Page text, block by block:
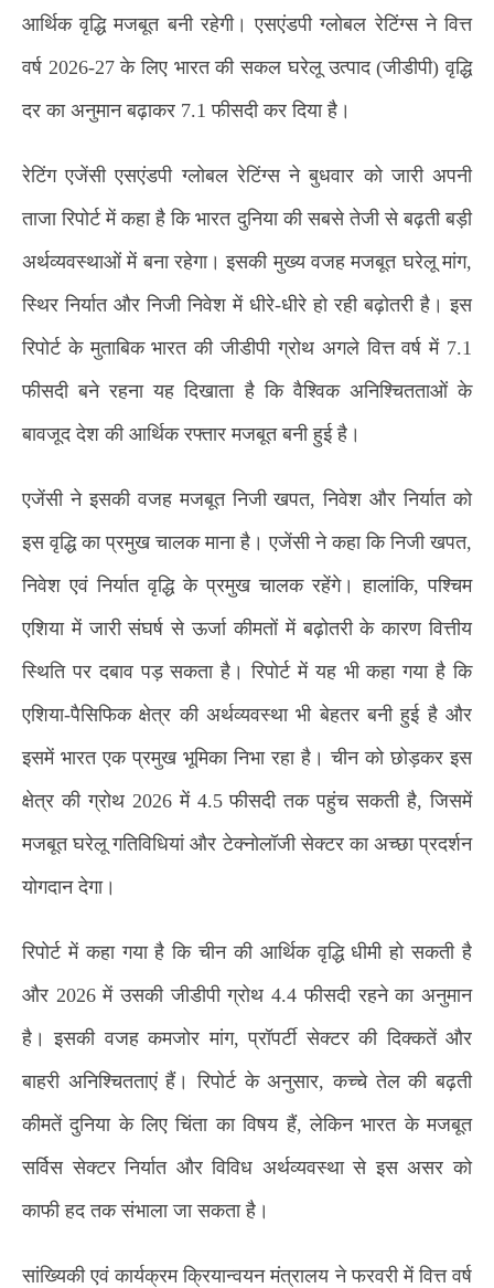
आर्थिक वृद्धि मजबूत बनी रहेगी। एसएंडपी ग्लोबल रेटिंग्स ने वित्त
वर्ष 2026-27 के लिए भारत की सकल घरेलू उत्पाद (जीडीपी) वृद्धि
दर का अनुमान बढ़ाकर 7.1 फीसदी कर दिया है।
रेटिंग एजेंसी एसएंडपी ग्लोबल रेटिंग्स ने बुधवार को जारी अपनी
ताजा रिपोर्ट में कहा है कि भारत दुनिया की सबसे तेजी से बढ़ती बड़ी
अर्थव्यवस्थाओं में बना रहेगा। इसकी मुख्य वजह मजबूत घरेलू मांग,
स्थिर निर्यात और निजी निवेश में धीरे-धीरे हो रही बढ़ोतरी है। इस
रिपोर्ट के मुताबिक भारत की जीडीपी ग्रोथ अगले वित्त वर्ष में 7.1
फीसदी बने रहना यह दिखाता है कि वैश्विक अनिश्चितताओं के
बावजूद देश की आर्थिक रफ्तार मजबूत बनी हुई है।
एजेंसी ने इसकी वजह मजबूत निजी खपत, निवेश और निर्यात को
इस वृद्धि का प्रमुख चालक माना है। एजेंसी ने कहा कि निजी खपत,
निवेश एवं निर्यात वृद्धि के प्रमुख चालक रहेंगे। हालांकि, पश्चिम
एशिया में जारी संघर्ष से ऊर्जा कीमतों में बढ़ोतरी के कारण वित्तीय
स्थिति पर दबाव पड़ सकता है। रिपोर्ट में यह भी कहा गया है कि
एशिया-पैसिफिक क्षेत्र की अर्थव्यवस्था भी बेहतर बनी हुई है और
इसमें भारत एक प्रमुख भूमिका निभा रहा है। चीन को छोड़कर इस
क्षेत्र की ग्रोथ 2026 में 4.5 फीसदी तक पहुंच सकती है, जिसमें
मजबूत घरेलू गतिविधियां और टेक्नोलॉजी सेक्टर का अच्छा प्रदर्शन
योगदान देगा।
रिपोर्ट में कहा गया है कि चीन की आर्थिक वृद्धि धीमी हो सकती है
और 2026 में उसकी जीडीपी ग्रोथ 4.4 फीसदी रहने का अनुमान
है। इसकी वजह कमजोर मांग, प्रॉपर्टी सेक्टर की दिक्कतें और
बाहरी अनिश्चितताएं हैं। रिपोर्ट के अनुसार, कच्चे तेल की बढ़ती
कीमतें दुनिया के लिए चिंता का विषय हैं, लेकिन भारत के मजबूत
सर्विस सेक्टर निर्यात और विविध अर्थव्यवस्था से इस असर को
काफी हद तक संभाला जा सकता है।
सांख्यिकी एवं कार्यक्रम क्रियान्वयन मंत्रालय ने फरवरी में वित्त वर्ष